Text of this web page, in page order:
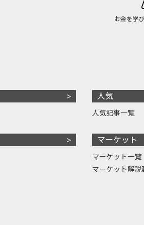
お金を学
人気
人気記事一覧
マーケット
マーケット一覧
マーケット解説